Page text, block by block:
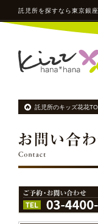
託児所を探すなら東京銀
託児所のキッズ花花